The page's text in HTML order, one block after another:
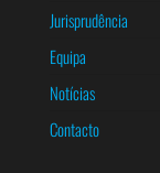
Jurisprudência
Equipa
Notícias
Contacto